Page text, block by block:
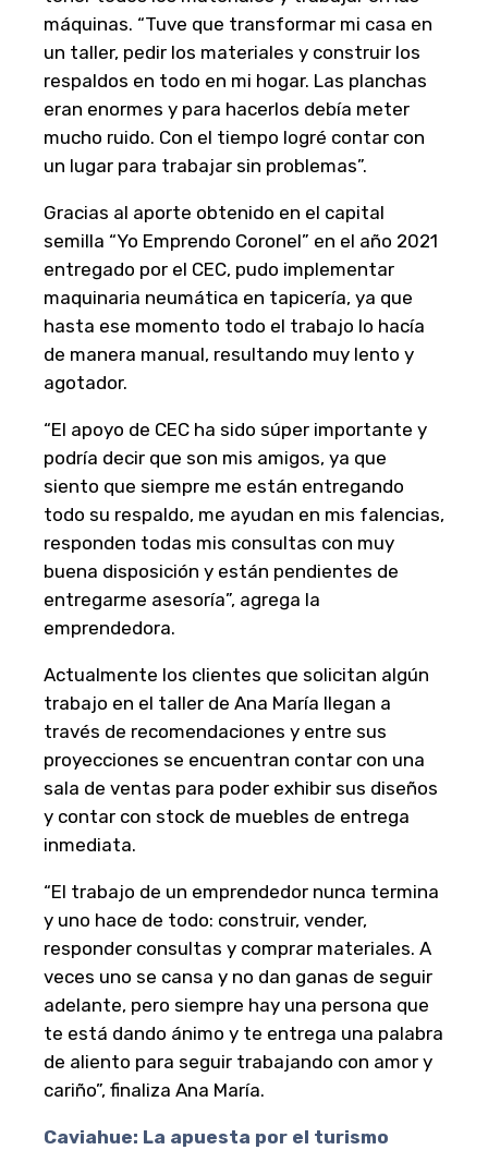
máquinas. “Tuve que transformar mi casa en
un taller, pedir los materiales y construir los
respaldos en todo en mi hogar. Las planchas
eran enormes y para hacerlos debía meter
mucho ruido. Con el tiempo logré contar con
un lugar para trabajar sin problemas”.
Gracias al aporte obtenido en el capital
semilla “Yo Emprendo Coronel” en el año 2021
entregado por el CEC, pudo implementar
maquinaria neumática en tapicería, ya que
hasta ese momento todo el trabajo lo hacía
de manera manual, resultando muy lento y
agotador.
“El apoyo de CEC ha sido súper importante y
podría decir que son mis amigos, ya que
siento que siempre me están entregando
todo su respaldo, me ayudan en mis falencias,
responden todas mis consultas con muy
buena disposición y están pendientes de
entregarme asesoría”, agrega la
emprendedora.
Actualmente los clientes que solicitan algún
trabajo en el taller de Ana María llegan a
través de recomendaciones y entre sus
proyecciones se encuentran contar con una
sala de ventas para poder exhibir sus diseños
y contar con stock de muebles de entrega
inmediata.
“El trabajo de un emprendedor nunca termina
y uno hace de todo: construir, vender,
responder consultas y comprar materiales. A
veces uno se cansa y no dan ganas de seguir
adelante, pero siempre hay una persona que
te está dando ánimo y te entrega una palabra
de aliento para seguir trabajando con amor y
cariño”, finaliza Ana María.
Caviahue: La apuesta por el turismo